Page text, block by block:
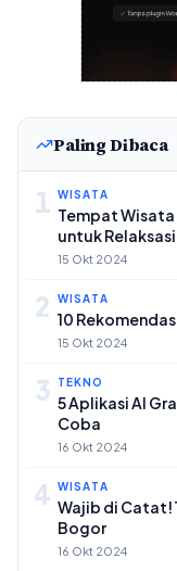
Paling Dibaca
1 WISATA
Tempat Wisata
untuk
15 Okt 2024
2 WISATA
10
15 Okt 2024
3 TEKNO
5 Aplikasi AI
Coba
16 Okt 2024
4 WISATA
Wajib di Catat!
Bogor
16 Okt 2024